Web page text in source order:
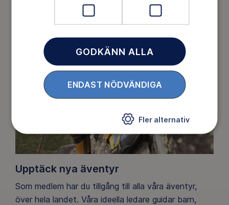
Tre goda skäl att bli medlem
Upptäck nya äventyr
Som medlem har du tillgång till alla våra äventyr,
över hela landet. Våra ideella ledare guidar barn,
GODKÄNN ALLA
ENDAST NÖDVÄNDIGA
Fler alternativ